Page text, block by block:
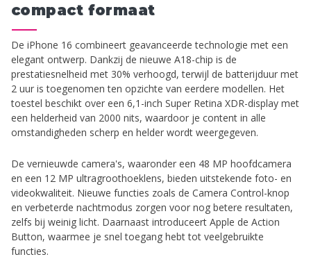
compact formaat
De iPhone 16 combineert geavanceerde technologie met een
elegant ontwerp. Dankzij de nieuwe A18-chip is de
prestatiesnelheid met 30% verhoogd, terwijl de batterijduur met
2 uur is toegenomen ten opzichte van eerdere modellen. Het
toestel beschikt over een 6,1-inch Super Retina XDR-display met
een helderheid van 2000 nits, waardoor je content in alle
omstandigheden scherp en helder wordt weergegeven.
De vernieuwde camera's, waaronder een 48 MP hoofdcamera
en een 12 MP ultragroothoeklens, bieden uitstekende foto- en
videokwaliteit. Nieuwe functies zoals de Camera Control-knop
en verbeterde nachtmodus zorgen voor nog betere resultaten,
zelfs bij weinig licht. Daarnaast introduceert Apple de Action
Button, waarmee je snel toegang hebt tot veelgebruikte
functies.